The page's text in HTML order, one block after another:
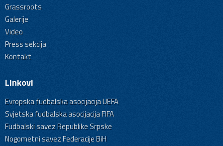
Grassroots
Galerije
Video
Press sekcija
Kontakt
Linkovi
Evropska fudbalska asocijacija UEFA
Svjetska fudbalska asocijacija FIFA
Fudbalski savez Republike Srpske
Nogometni savez Federacije BiH